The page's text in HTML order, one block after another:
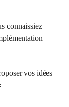
connaissiez
vos idées